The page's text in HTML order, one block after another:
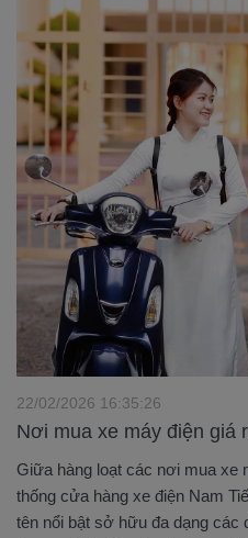
Nơi mua xe máy điện giá
22/02/2026 16:35:26
Giữa hàng loạt các nơi mua xe
thống cửa hàng xe điện Nam
tên nổi bật sở hữu đa dạng các